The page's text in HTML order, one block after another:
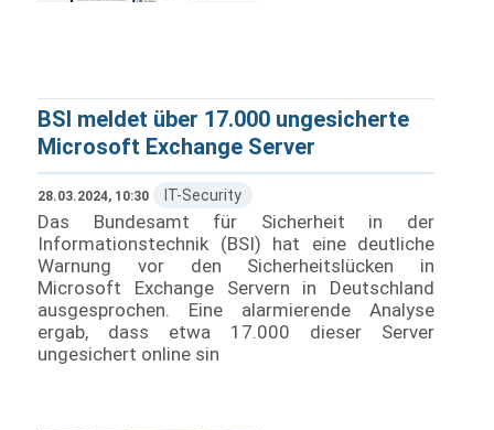
BSI meldet über 17.000 ungesicherte
Microsoft Exchange Server
28.03.2024, 10:30 IT-Security
Das Bundesamt für Sicherheit in der
Informationstechnik (BSI) hat eine deutliche
Warnung vor den Sicherheitslücken in
Microsoft Exchange Servern in Deutschland
ausgesprochen. Eine alarmierende Analyse
ergab, dass etwa 17.000 dieser Server
ungesichert online sin